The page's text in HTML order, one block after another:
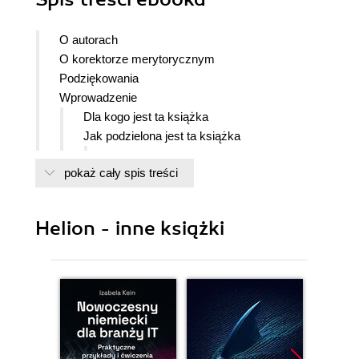
O autorach
O korektorze merytorycznym
Podziękowania
Wprowadzenie
Dla kogo jest ta książka
Jak podzielona jest ta książka
Rozdział 2.
Rozdział 5.
Rozdział 8.
Rozdział 9.
Rozdział 10.
Rozdział 11.
pokaż cały spis treści
Helion - inne książki